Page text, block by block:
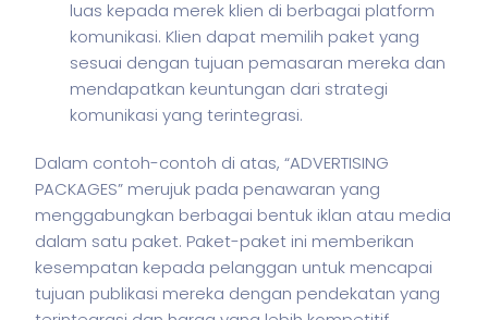
luas kepada merek klien di berbagai platform
komunikasi. Klien dapat memilih paket yang
sesuai dengan tujuan pemasaran mereka dan
mendapatkan keuntungan dari strategi
komunikasi yang terintegrasi.
Dalam contoh-contoh di atas, “ADVERTISING
PACKAGES” merujuk pada penawaran yang
menggabungkan berbagai bentuk iklan atau media
dalam satu paket. Paket-paket ini memberikan
kesempatan kepada pelanggan untuk mencapai
tujuan publikasi mereka dengan pendekatan yang